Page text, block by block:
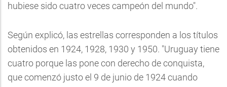
hubiese sido cuatro veces campeón del mundo".
Según explicó, las estrellas corresponden a los títulos
obtenidos en 1924, 1928, 1930 y 1950. "Uruguay tiene
cuatro porque las pone con derecho de conquista,
que comenzó justo el 9 de junio de 1924 cuando